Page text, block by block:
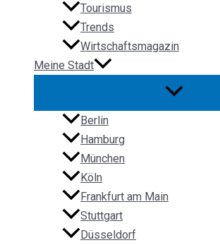
Tourismus
Trends
Wirtschaftsmagazin
Meine Stadt
Berlin
Hamburg
München
Köln
Frankfurt am Main
Stuttgart
Düsseldorf